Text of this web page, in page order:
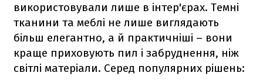
використовували лише в інтер'єрах. Темні
тканини та меблі не лише виглядають
більш елегантно, а й практичніші – вони
краще приховують пил і забруднення, ніж
світлі матеріали. Серед популярних рішень: